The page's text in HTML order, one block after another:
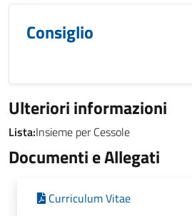
Consiglio
Ulteriori informazioni
Lista:Insieme per Cessole
Documenti e Allegati
Curriculum Vitae